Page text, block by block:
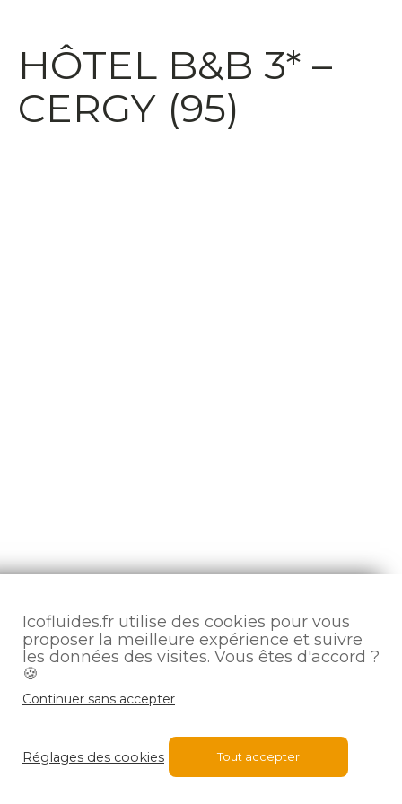
HÔTEL B&B 3* –
CERGY (95)
Icofluides.fr utilise des cookies pour vous
proposer la meilleure expérience et suivre
les données des visites. Vous êtes d'accord ?
🍪
Continuer sans accepter
Réglages des cookies Tout accepter